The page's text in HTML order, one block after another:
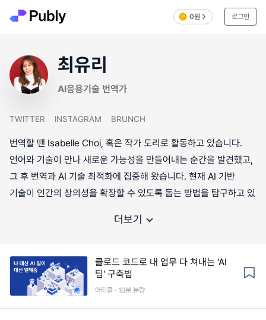
0원 로그인
최유리
AI응용기술 번역가
TWITTER INSTAGRAM BRUNCH
번역할 땐 Isabelle Choi, 혹은 작가 도리로 활동하고 있습니다.
언어와 기술이 만나 새로운 가능성을 만들어내는 순간을 발견했고,
그 후 번역과 AI 기술 최적화에 집중해 왔습니다. 현재 AI 기반
기술이 인간의 창의성을 확장할 수 있도록 돕는 방법을 탐구하고 있
더보기
클로드 코드로 내 업무 다 쳐내는 'AI
팀' 구축법
아티클 · 10분 분량